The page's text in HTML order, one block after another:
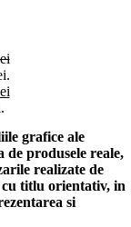
grafice ale
de produsele reale,
realizate de
titlu orientativ, in
si